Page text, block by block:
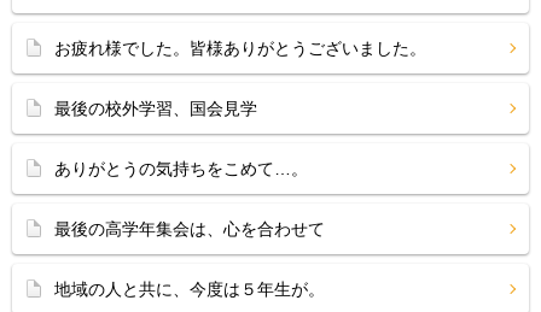
お疲れ様でした。皆様ありがとうございました。
最後の校外学習、国会見学
ありがとうの気持ちをこめて…。
最後の高学年集会は、心を合わせて
地域の人と共に、今度は５年生が。